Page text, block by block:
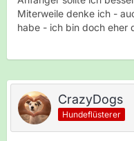
Miterweile denke ich -
habe - ich bin doch eher
CrazyDogs
Hundeflüsterer